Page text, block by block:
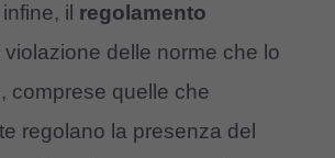
il regolamento
violazione delle norme che lo
comprese quelle che
regolano la presenza del